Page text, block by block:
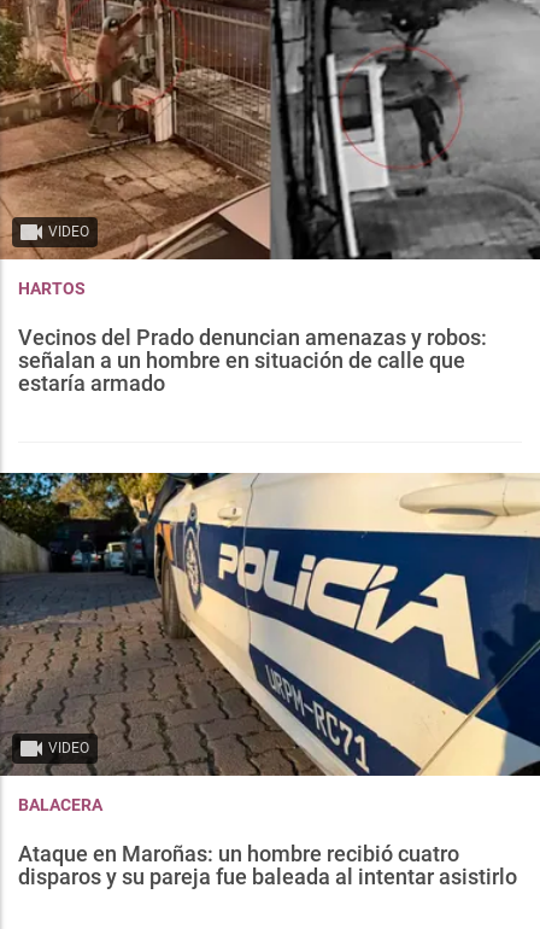
VIDEO
HARTOS
Vecinos del Prado denuncian amenazas y robos:
señalan a un hombre en situación de calle que
estaría armado
VIDEO
BALACERA
Ataque en Maroñas: un hombre recibió cuatro
disparos y su pareja fue baleada al intentar asistirlo